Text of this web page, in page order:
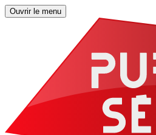
Ouvrir le menu